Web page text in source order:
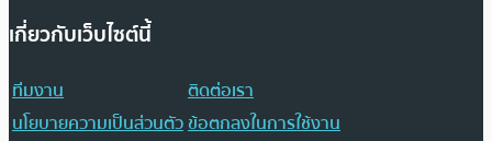
เกี่ยวกับเว็บไซต์นี้
ทีมงาน
ติดต่อเรา
นโยบายความเป็นส่วนตัวข้อตกลงในการใช้งาน